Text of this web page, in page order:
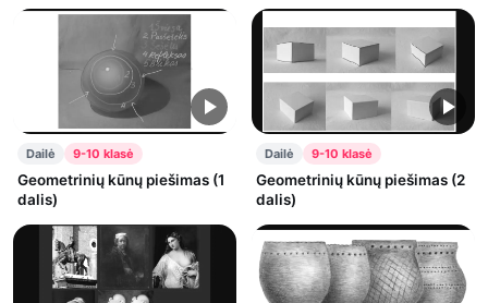
Dailė 9-10 klasė
Geometrinių kūnų piešimas (1
dalis)
Dailė 9-10 klasė
Geometrinių kūnų piešimas (2
dalis)